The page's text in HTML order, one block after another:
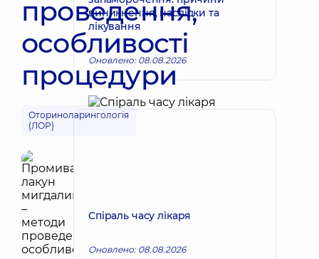
проведення,
особливості
процедури
Оториноларингологія
(ЛОР)
виникнення, наслідки та
лікування
Оновлено: 08.08.2026
Спіраль часу лікаря
Оновлено: 08.08.2026